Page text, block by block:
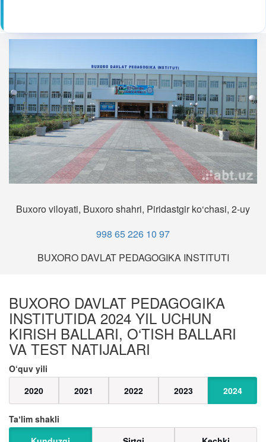
Buxoro viloyati, Buxoro shahri, Piridastgir ko‘chasi, 2-uy
998 65 226 10 97
BUXORO DAVLAT PEDAGOGIKA INSTITUTI
BUXORO DAVLAT PEDAGOGIKA
INSTITUTIDA 2024 YIL UCHUN
KIRISH BALLARI, O‘TISH BALLARI
VA TEST NATIJALARI
O‘quv yili
2020
2021 2022 2023 2024
Taʼlim shakli